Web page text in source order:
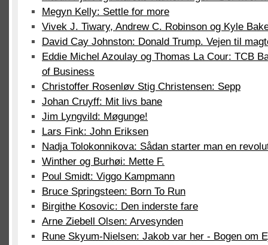
Megyn Kelly: Settle for more
Vivek J. Tiwary, Andrew C. Robinson og Kyle
David Cay Johnston: Donald Trump. Vejen til
Eddie Michel Azoulay og Thomas La Cour: TCB
of Business
Christoffer Rosenløv Stig Christensen: Sepp
Johan Cruyff: Mit livs bane
Jim Lyngvild: Møgunge!
Lars Fink: John Eriksen
Nadja Tolokonnikova: Sådan starter man en
Winther og Burhøi: Mette F.
Poul Smidt: Viggo Kampmann
Bruce Springsteen: Born To Run
Birgithe Kosovic: Den inderste fare
Arne Ziebell Olsen: Arvesynden
Rune Skyum-Nielsen: Jakob var her - Bogen om